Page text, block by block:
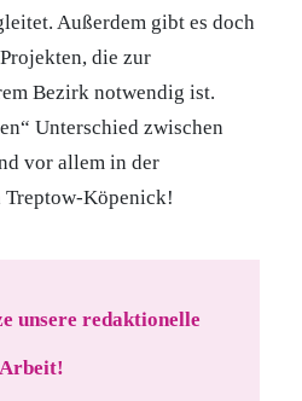
Außerdem gibt es doch
die zur
Bezirk notwendig ist.
Unterschied zwischen
vor allem in der
Treptow-Köpenick!
unsere redaktionelle
Arbeit!